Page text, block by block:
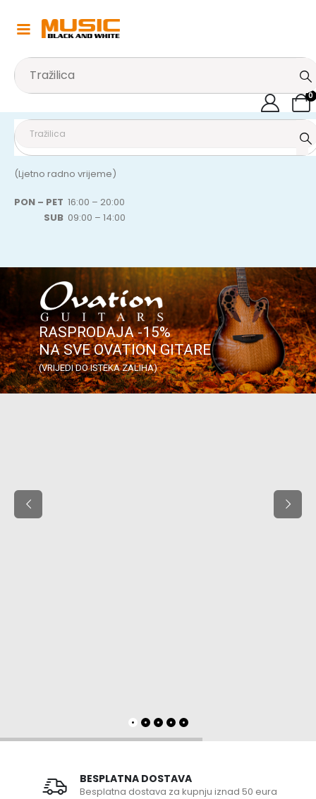
0
(Ljetno radno vrijeme)
PON – PET 16:00 – 20:00
SUB 09:00 – 14:00
RASPRODAJA -15%
NA SVE OVATION GITARE
(VRIJEDI DO ISTEKA ZALIHA)
BESPLATNA DOSTAVA
Besplatna dostava za kupnju iznad 50 eura